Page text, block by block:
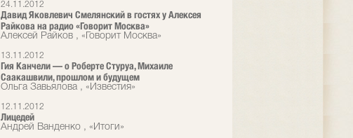
24.11.2012
Давид Яковлевич Смелянский в гостях у Алексея
Райкова на радио «Говорит Москва»
Алексей Райков , «Говорит Москва»
13.11.2012
Гия Канчели — о Роберте Стуруа, Михаиле
Саакашвили, прошлом и будущем
Ольга Завьялова , «Известия»
12.11.2012
Лицедей
Андрей Ванденко , «Итоги»